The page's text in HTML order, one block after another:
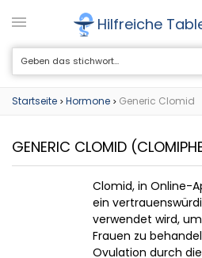
Hilfreiche
Startseite > Hormone > Generic Clomid
GENERIC CLOMID
Clomid, in Online-
ein
verwendet wird,
Frauen zu
Ovulation durch